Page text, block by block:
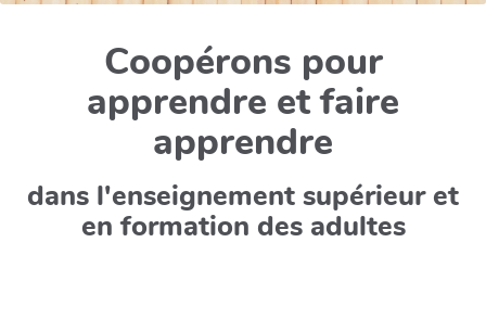
Coopérons pour
apprendre et faire
apprendre
dans l'enseignement supérieur et
en formation des adultes